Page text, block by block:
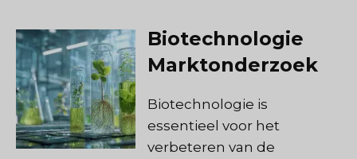
Biotechnologie
Marktonderzoek
Biotechnologie is
essentieel voor het
verbeteren van de